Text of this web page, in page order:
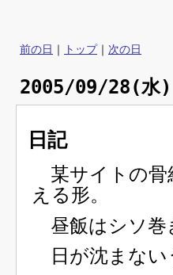
前の日 トップ 次の日
2005/09/28(水)
日記
某サイトの骨
える形。
昼飯はシソ巻
日が沈まない